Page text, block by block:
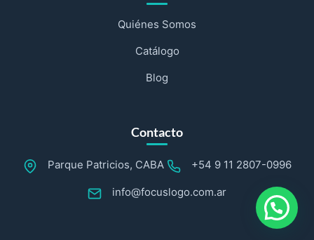
Quiénes Somos
Catálogo
Blog
Contacto
Parque Patricios, CABA +54 9 11 2807-0996
info@focuslogo.com.ar